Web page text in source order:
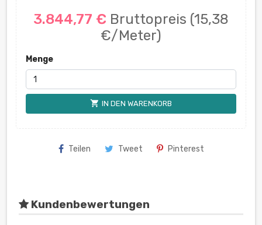
3.844,77 € Bruttopreis (15,38
€/Meter)
Menge
shopping_cart IN DEN WARENKORB
Teilen Tweet Pinterest
Kundenbewertungen